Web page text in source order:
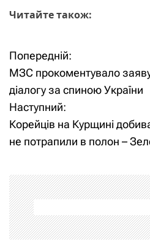
Читайте також:
Н
а
в
і
а
ц
Попередній:
МЗС прокоментувало
діалогу за спиною України
Наступний:
Корейців на Курщині
не потрапили в полон –